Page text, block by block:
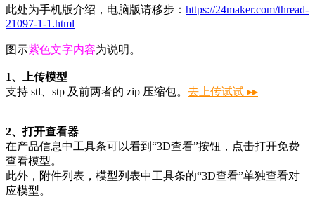
此处为手机版介绍，电脑版请移步： https://24maker.com/thread-
21097-1-1.html
图示紫色文字内容为说明。
1、上传模型
支持 stl、stp 及前两者的 zip 压缩包。 去上传试试 ▸▸
2、打开查看器
在产品信息中工具条可以看到“3D查看”按钮，点击打开免费
查看模型。
此外，附件列表，模型列表中工具条的“3D查看”单独查看对
应模型。